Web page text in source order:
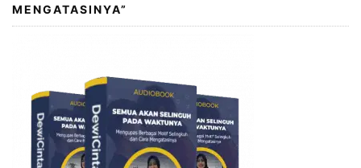
MENGATASINYA”